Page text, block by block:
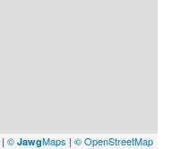
| © JawgMaps | © OpenStreetMap